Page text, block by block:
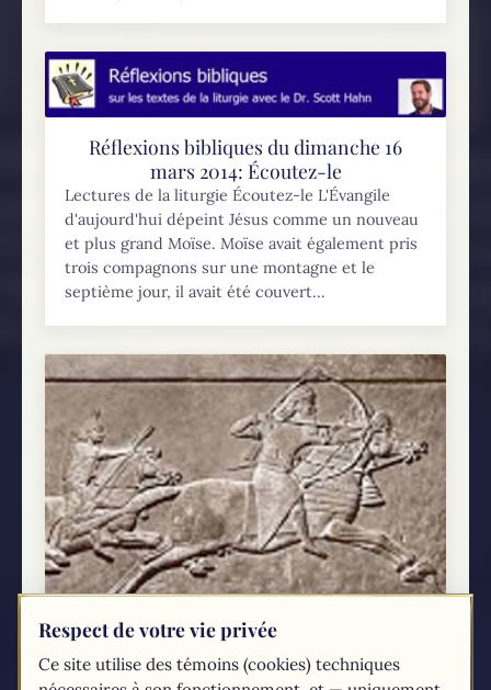
Réflexions bibliques du dimanche 16
mars 2014: Écoutez-le
Lectures de la liturgie Écoutez-le L'Évangile
d'aujourd'hui dépeint Jésus comme un nouveau
et plus grand Moïse. Moïse avait également pris
trois compagnons sur une montagne et le
septième jour, il avait été couvert...
La violence dans la Bible (2/2)
Respect de votre vie privée
Ce site utilise des témoins (cookies) techniques